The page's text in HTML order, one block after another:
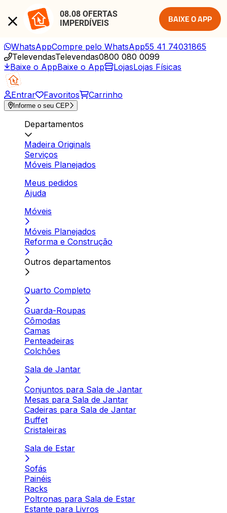
08.08 OFERTAS
IMPERDÍVEIS
BAIXE O APP
WhatsAppCompre pelo WhatsApp55 41 74031865
TelevendasTelevendas0800 080 0099
Baixe o AppBaixe o App LojasLojas Físicas
Entrar Favoritos Carrinho
Informe o seu CEP
Departamentos
Madeira Originals
Serviços
Móveis Planejados
Meus pedidos
Ajuda
Móveis
Móveis Planejados
Reforma e Construção
Outros departamentos
Quarto Completo
Guarda-Roupas
Cômodas
Camas
Penteadeiras
Colchões
Sala de Jantar
Conjuntos para Sala de Jantar
Mesas para Sala de Jantar
Cadeiras para Sala de Jantar
Buffet
Cristaleiras
Sala de Estar
Sofás
Painéis
Racks
Poltronas para Sala de Estar
Estante para Livros